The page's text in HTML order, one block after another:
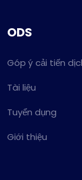
ODS
Góp ý cải tiến
Tài liệu
Tuyển dụng
Giới thiệu